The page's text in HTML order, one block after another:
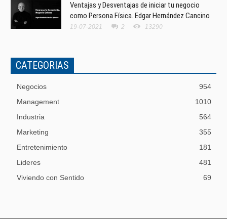
Ventajas y Desventajas de iniciar tu negocio
como Persona Física. Edgar Hernández Cancino
19-07-2021 2 13290
CATEGORIAS
Negocios
954
Management
1010
Industria
564
Marketing
355
Entretenimiento
181
Lideres
481
Viviendo con Sentido
69